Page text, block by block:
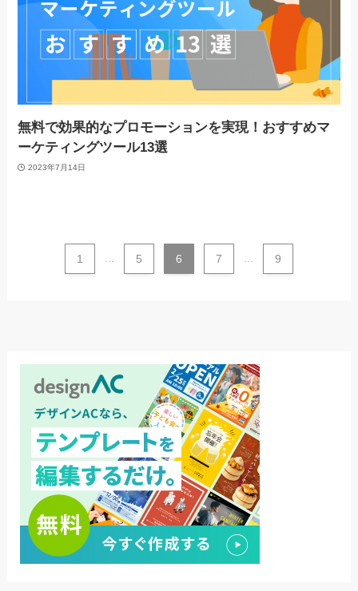
無料で効果的なプロモーションを実現！おすすめマ
ーケティングツール13選
2023年7月14日
1 ... 5 6 7 ... 9